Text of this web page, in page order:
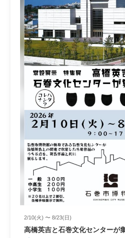
2/10(火) 〜 8/23(日)
高橋英吉と石巻文化センターが